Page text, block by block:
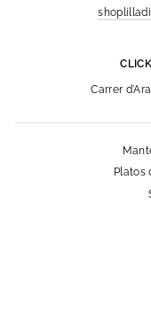
Carrer
Platos